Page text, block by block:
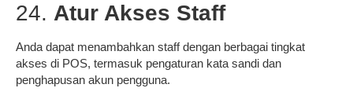
24. Atur Akses Staff
Anda dapat menambahkan staff dengan berbagai tingkat
akses di POS, termasuk pengaturan kata sandi dan
penghapusan akun pengguna.